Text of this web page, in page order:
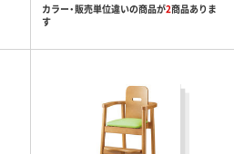
カラー・販売単位違いの商品が2商品ありま
す